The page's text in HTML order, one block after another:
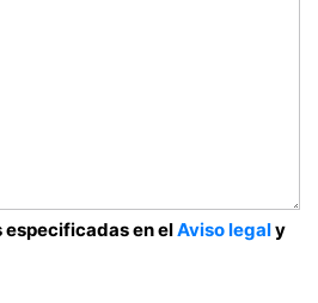
en elAviso legaly